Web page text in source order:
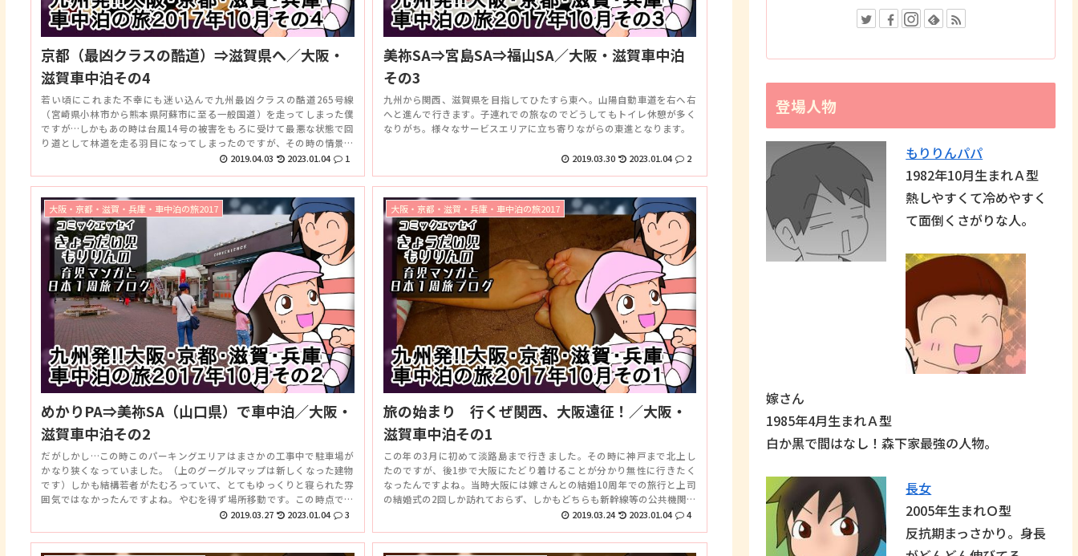
京都（最凶クラスの酷道）⇒滋賀県へ／大阪・
滋賀車中泊その4
若い頃にこれまた不幸にも迷い込んで九州最凶クラスの酷道265号線
（宮崎県小林市から熊本県阿蘇市に至る一般国道）を走ってしまった僕
ですが…しかもあの時は台風14号の被害をもろに受けて最悪な状態で回
り道として林道を走る羽目になってしまったのですが、その時の情景を
2019.04.03 2023.01.04 1
美祢SA⇒宮島SA⇒福山SA／大阪・滋賀車中泊
その3
九州から関西、滋賀県を目指してひたすら東へ。山陽自動車道を右へ右
へと進んで行きます。子連れでの旅なのでどうしてもトイレ休憩が多く
なりがち。様々なサービスエリアに立ち寄りながらの東進となります。
2019.03.30 2023.01.04 2
大阪・京都・滋賀・兵庫・車中泊の旅2017
めかりPA⇒美祢SA（山口県）で車中泊／大阪・
滋賀車中泊その2
だがしかし…この時このパーキングエリアはまさかの工事中で駐車場が
かなり狭くなっていました。（上のグーグルマップは新しくなった建物
です）しかも結構若者がたむろっていて、とてもゆっくりと寝られた雰
囲気ではなかったんですよね。やむを得ず場所移動です。この時点で日
付は変わってしまっていましたが、更なる北を目指します。
2019.03.27 2023.01.04 3
大阪・京都・滋賀・兵庫・車中泊の旅2017
旅の始まり 行くぜ関西、大阪遠征！／大阪・
滋賀車中泊その1
この年の3月に初めて淡路島まで行きました。その時に神戸まで北上し
たのですが、後1歩で大阪にたどり着けることが分かり無性に行きたく
なったんですよね。当時大阪には嫁さんとの結婚10周年での旅行と上司
の結婚式の2回しか訪れておらず、しかもどちらも新幹線等の公共機関を
利用してだったので車で行くことに不安があったんです。
2019.03.24 2023.01.04 4
登場人物
もりりんパパ
1982年10月生まれＡ型
熱しやすくて冷めやすく
て面倒くさがりな人。
嫁さん
1985年4月生まれＡ型
白か黒で間はなし！森下家最強の人物。
長女
2005年生まれＯ型
反抗期まっさかり。身長